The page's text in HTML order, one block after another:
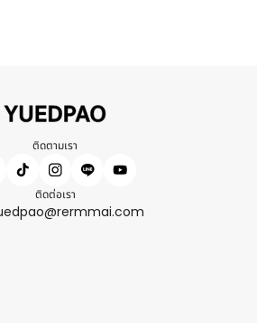
ติดตามเรา
ติดต่อเรา